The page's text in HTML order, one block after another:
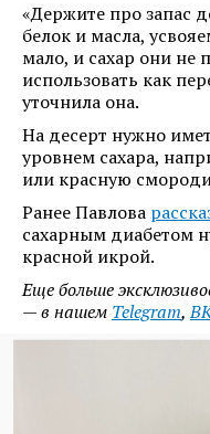
«Держите про запас
белок и масла,
мало, и сахар они
использовать как
уточнила она.
На десерт нужно
уровнем сахара,
или красную
Ранее Павлова
сахарным диабетом
красной икрой.
Еще больше
— в нашем Telegram,